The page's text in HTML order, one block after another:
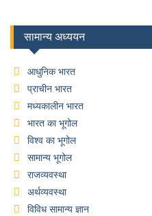
सामान्य अध्ययन
आधुनिक भारत
प्राचीन भारत
मध्यकालीन भारत
भारत का भूगोल
विश्व का भूगोल
सामान्य भूगोल
राजव्यवस्था
अर्थव्यवस्था
विविध सामान्य ज्ञान